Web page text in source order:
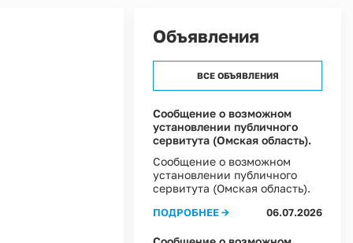
эффективности муниципальных программ
Проекты Решений совета
Решения Совета
Информация о текущей деятельности Совета
Объявления
ВСЕ ОБЪЯВЛЕНИЯ
Сообщение о возможном
установлении публичного
сервитута (Омская область).
Сообщение о возможном
установлении публичного
сервитута (Омская область).
ПОДРОБНЕЕ → 06.07.2026